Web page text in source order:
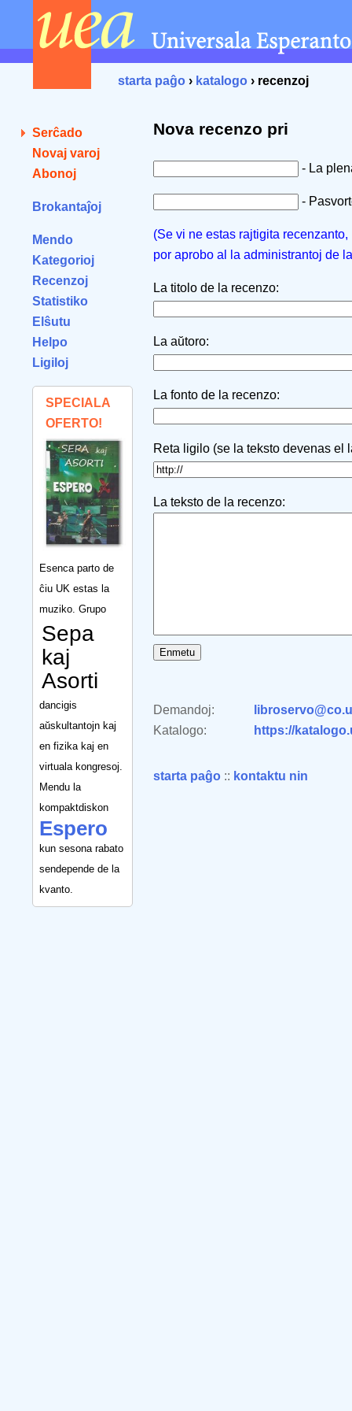
starta paĝo › katalogo › recenzoj
Serĉado
Novaj varoj
Abonoj
Brokantaĵoj
Mendo
Kategorioj
Recenzoj
Statistiko
Elŝutu
Helpo
Ligiloj
SPECIALA
OFERTO!
Esenca parto de
ĉiu UK estas la
muziko. Grupo
Sepa
kaj
Asorti
dancigis
aŭskultantojn kaj
en fizika kaj en
virtuala kongresoj.
Mendu la
kompaktdiskon
Espero
kun sesona rabato
sendepende de la
kvanto.
Nova recenzo pri
- La
-
(Se vi ne estas rajtigita
por aprobo al la administrantoj de
La titolo de la recenzo:
La aŭtoro:
La fonto de la recenzo:
Reta ligilo (se la teksto devenas el
La teksto de la recenzo:
Demandoj:
Katalogo:
https://
starta paĝo :: kontaktu nin